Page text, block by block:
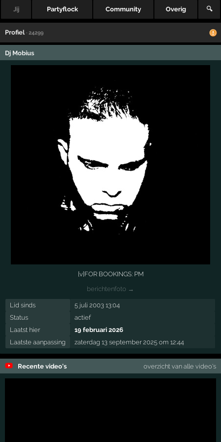
Jij Partyflock Community Overig 🔍
Profiel · 24299
Dj Mobius
[v]FOR BOOKINGS: PM
berichtenfoto →
Lid sinds
5 juli 2003 13:04
Status
actief
Laatst hier
19 februari 2026
Laatste aanpassing
zaterdag 13 september 2025 om 12:44
Recente video's overzicht van alle video's